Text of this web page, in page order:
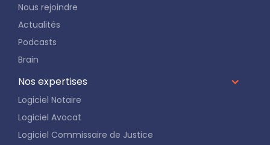
Nous rejoindre
Actualités
Podcasts
Brain
Nos expertises
Logiciel Notaire
Logiciel Avocat
Logiciel Commissaire de Justice